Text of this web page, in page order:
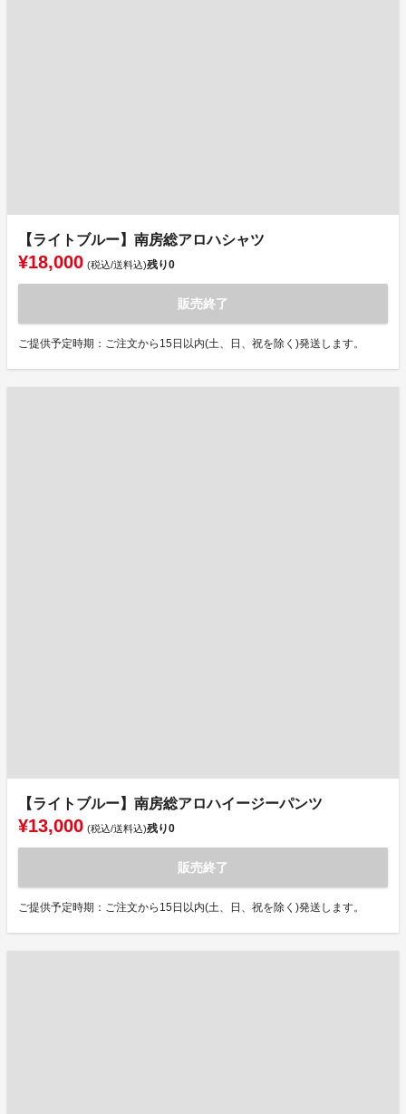
【ライトブルー】南房総アロハシャツ
¥18,000 (税込/送料込)残り0
販売終了
ご提供予定時期：ご注文から15日以内(土、日、祝を除く)発送します。
【ライトブルー】南房総アロハイージーパンツ
¥13,000 (税込/送料込)残り0
販売終了
ご提供予定時期：ご注文から15日以内(土、日、祝を除く)発送します。